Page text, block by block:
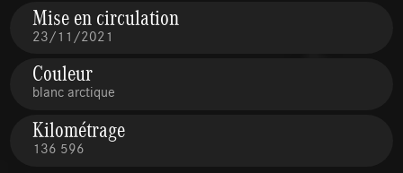
Mise en circulation
23/11/2021
Couleur
blanc arctique
Kilométrage
136 596